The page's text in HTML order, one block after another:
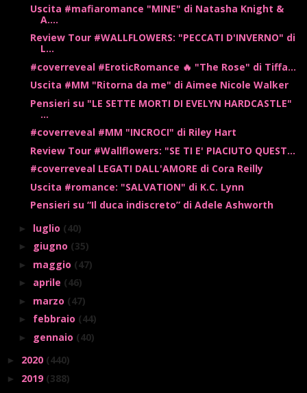
Uscita #mafiaromance "MINE" di Natasha Knight &
A....
Review Tour #WALLFLOWERS: "PECCATI D'INVERNO" di
L...
#coverreveal #EroticRomance 🔥 "The Rose" di Tiffa...
Uscita #MM "Ritorna da me" di Aimee Nicole Walker
Pensieri su "LE SETTE MORTI DI EVELYN HARDCASTLE"
...
#coverreveal #MM "INCROCI" di Riley Hart
Review Tour #Wallflowers: "SE TI E' PIACIUTO QUEST...
#coverreveal LEGATI DALL'AMORE di Cora Reilly
Uscita #romance: "SALVATION" di K.C. Lynn
Pensieri su “Il duca indiscreto” di Adele Ashworth
► luglio (40)
► giugno (35)
► maggio (47)
► aprile (46)
► marzo (47)
► febbraio (44)
► gennaio (40)
► 2020 (440)
► 2019 (388)